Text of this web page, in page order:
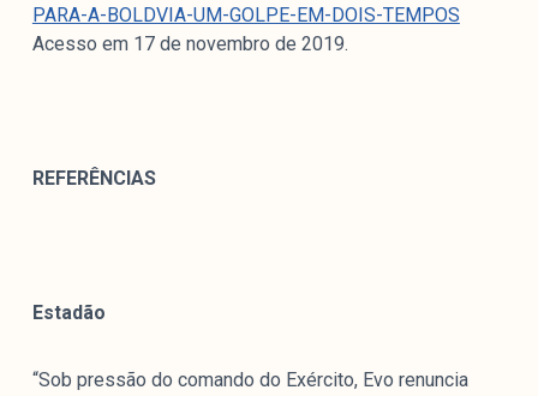
PARA-A-BOLDVIA-UM-GOLPE-EM-DOIS-TEMPOS
Acesso em 17 de novembro de 2019.
REFERÊNCIAS
Estadão
“Sob pressão do comando do Exército, Evo renuncia